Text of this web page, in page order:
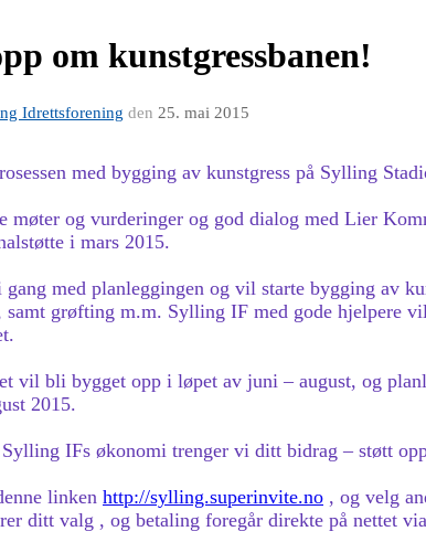
om kunstgressbanen!
Idrettsforening den 25. mai 2015
med bygging av kunstgress på Sylling
møter og vurderinger og god dialog med Lier
i mars 2015.
med planleggingen og vil starte bygging av
samt grøfting m.m. Sylling IF med gode hjelpere
vil bli bygget opp i løpet av juni – august, og
2015.
IFs økonomi trenger vi ditt bidrag – støtt
linken http://sylling.superinvite.no , og velg
ditt valg , og betaling foregår direkte på nettet